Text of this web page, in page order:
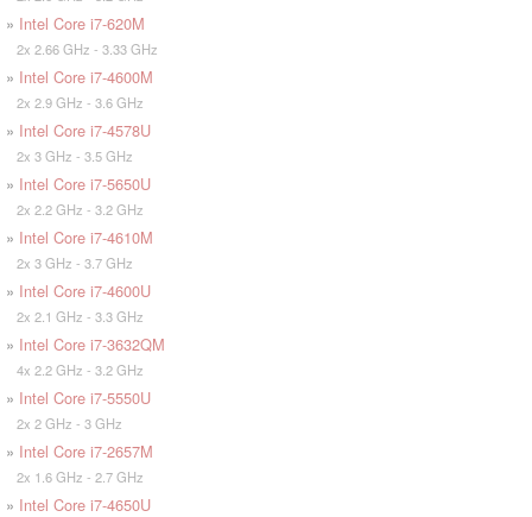
» Intel Core i7-620M
2x 2.66 GHz - 3.33 GHz
» Intel Core i7-4600M
2x 2.9 GHz - 3.6 GHz
» Intel Core i7-4578U
2x 3 GHz - 3.5 GHz
» Intel Core i7-5650U
2x 2.2 GHz - 3.2 GHz
» Intel Core i7-4610M
2x 3 GHz - 3.7 GHz
» Intel Core i7-4600U
2x 2.1 GHz - 3.3 GHz
» Intel Core i7-3632QM
4x 2.2 GHz - 3.2 GHz
» Intel Core i7-5550U
2x 2 GHz - 3 GHz
» Intel Core i7-2657M
2x 1.6 GHz - 2.7 GHz
» Intel Core i7-4650U